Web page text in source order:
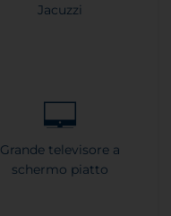
Jacuzzi
Grande televisore a
schermo piatto